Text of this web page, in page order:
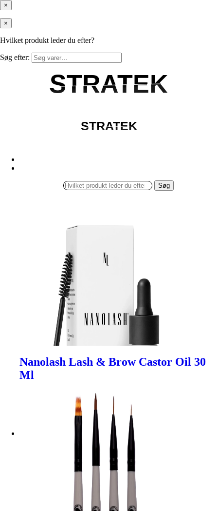
×
×
Hvilket produkt leder du efter?
Søg efter:
STRATEK
STRATEK
STRATEK
STRATEK
Søg
Nanolash Lash & Brow Castor Oil 30
Ml